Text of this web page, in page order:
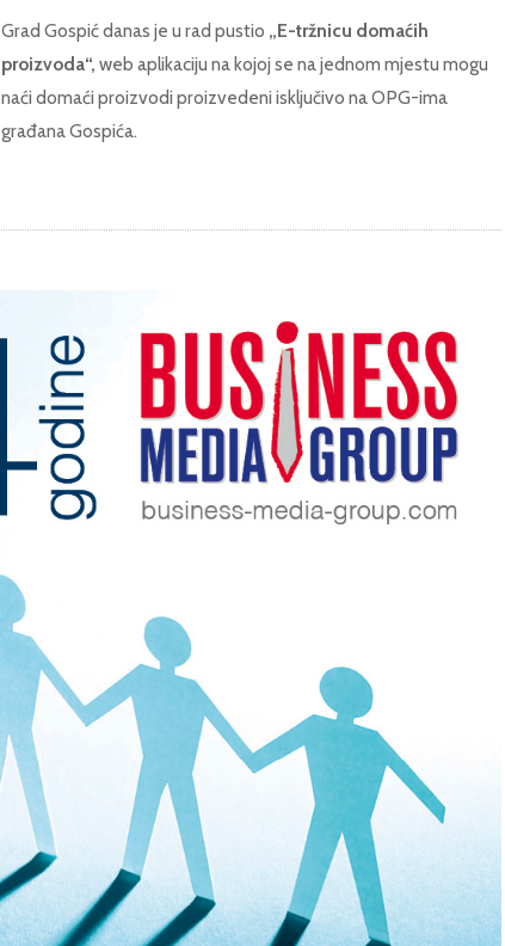
Grad Gospić danas je u rad pustio „E-tržnicu domaćih
proizvoda“, web aplikaciju na kojoj se na jednom mjestu mogu
naći domaći proizvodi proizvedeni isključivo na OPG-ima
građana Gospića.